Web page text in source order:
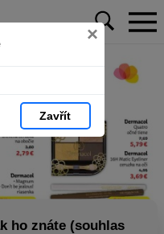
×
Zavřít
ho znáte (souhlas